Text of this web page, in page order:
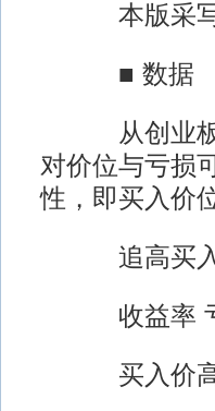
本版采写/
■ 数据
从创业板首
对价位与亏损
性，即买入价
追高买入
收益率 亏
买入价高于